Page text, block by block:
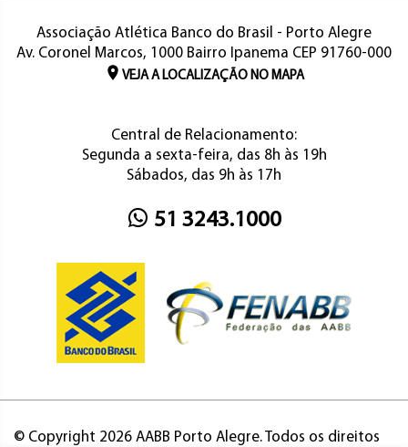
Associação Atlética Banco do Brasil - Porto Alegre
Av. Coronel Marcos, 1000 Bairro Ipanema CEP 91760-000
VEJA A LOCALIZAÇÃO NO MAPA
Central de Relacionamento:
Segunda a sexta-feira, das 8h às 19h
Sábados, das 9h às 17h
51 3243.1000
© Copyright 2026 AABB Porto Alegre. Todos os direitos